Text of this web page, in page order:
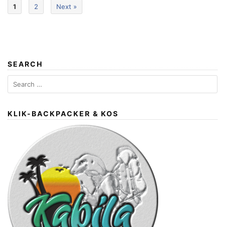
1 2 Next »
SEARCH
Search
for:
KLIK-BACKPACKER & KOS